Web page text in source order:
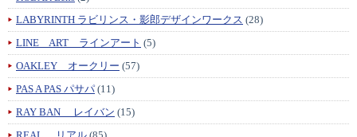
LABYRINTH ラビリンス・影郎デザインワークス (28)
LINE ART ラインアート (5)
OAKLEY オークリー (57)
PAS A PAS パサパ (11)
RAY BAN レイバン (15)
REAL リアル (85)